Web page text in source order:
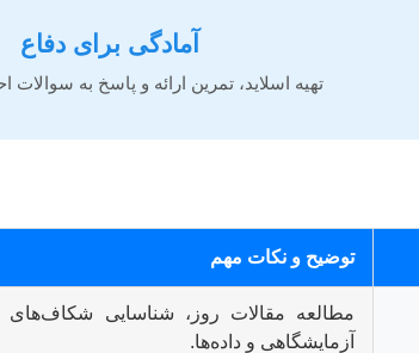
آمادگی برای دفاع
تهیه اسلاید، تمرین ارائه و پاسخ به سوالات
توضیح و نکات مهم
مطالعه مقالات روز، شناسایی
آزمایشگاهی و داده‌ها.